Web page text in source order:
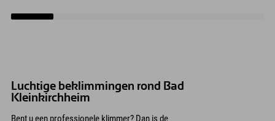
Luchtige beklimmingen rond Bad
Kleinkirchheim
Bent u een professionele klimmer? Dan is de